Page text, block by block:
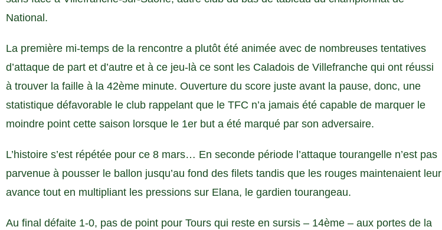
National.
La première mi-temps de la rencontre a plutôt été animée avec de nombreuses tentatives
d’attaque de part et d’autre et à ce jeu-là ce sont les Caladois de Villefranche qui ont réussi
à trouver la faille à la 42ème minute. Ouverture du score juste avant la pause, donc, une
statistique défavorable le club rappelant que le TFC n’a jamais été capable de marquer le
moindre point cette saison lorsque le 1er but a été marqué par son adversaire.
L’histoire s’est répétée pour ce 8 mars… En seconde période l’attaque tourangelle n’est pas
parvenue à pousser le ballon jusqu’au fond des filets tandis que les rouges maintenaient leur
avance tout en multipliant les pressions sur Elana, le gardien tourangeau.
Au final défaite 1-0, pas de point pour Tours qui reste en sursis – 14ème – aux portes de la